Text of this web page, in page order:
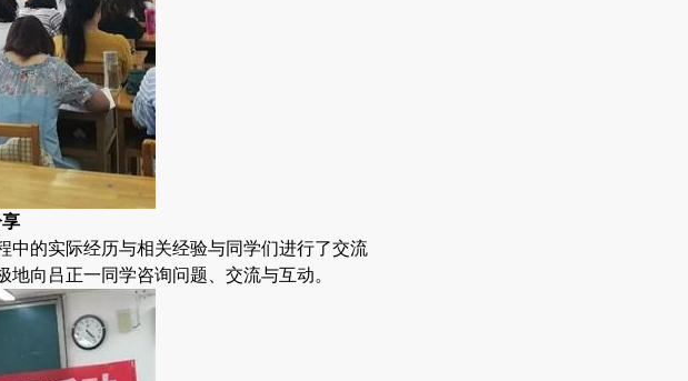
中的实际经历与相关经验与同学们进行了交流
向吕正一同学咨询问题、交流与互动。